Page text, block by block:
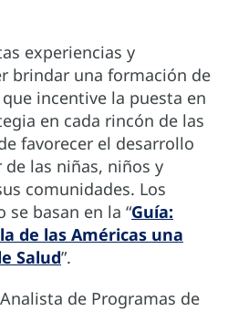
experiencias y
brindar una formación de
incentive la puesta en
en cada rincón de las
favorecer el desarrollo
las niñas, niños y
comunidades. Los
basan en la “Guía:
de las Américas una
Salud”.
de Programas de